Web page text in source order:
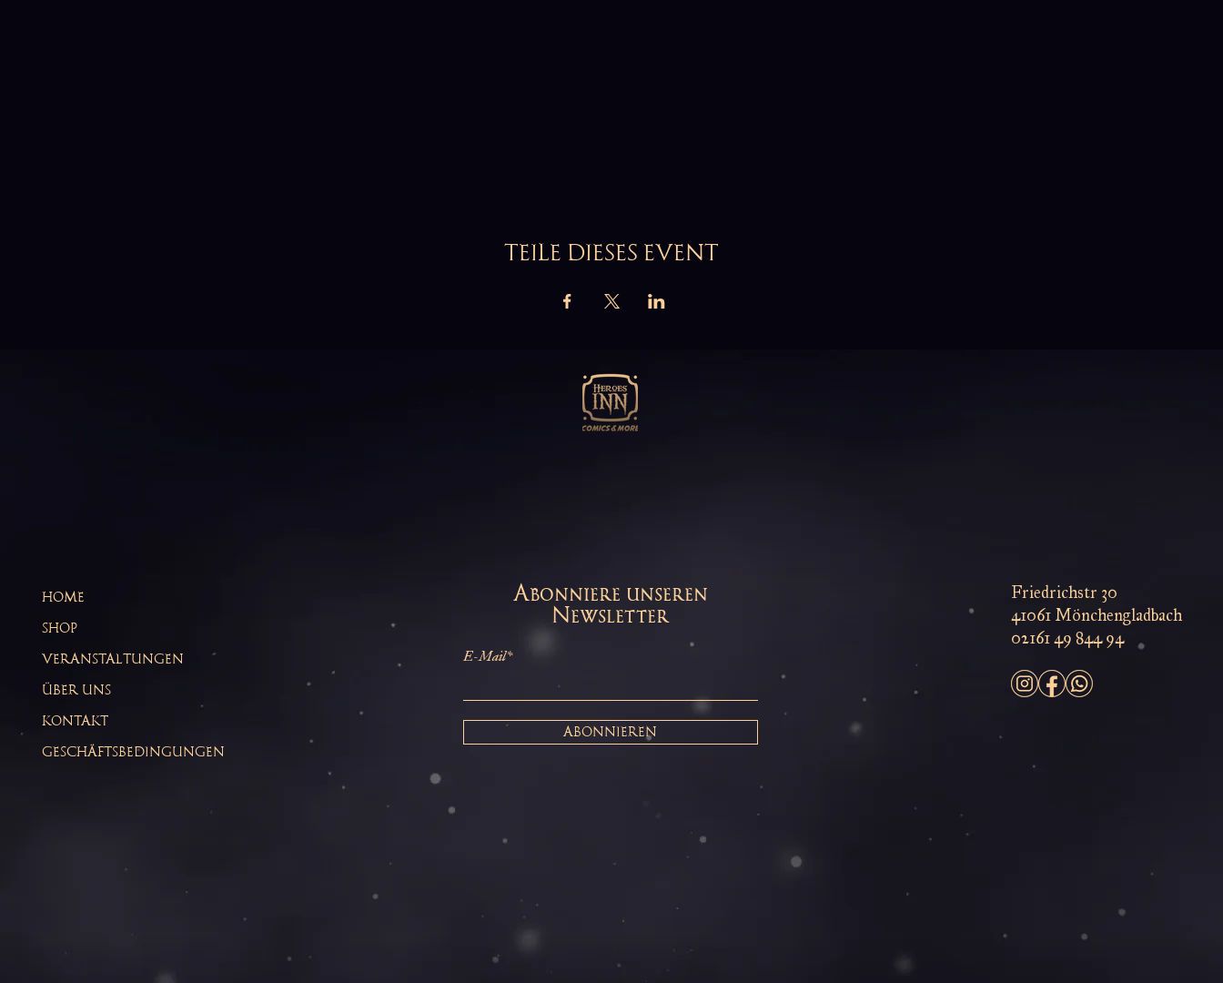
TEILE DIESES EVENT
HOME
SHOP
VERANSTALTUNGEN
ÜBER UNS
KONTAKT
GESCHÄFTSBEDINGUNGEN
Abonniere unseren
Newsletter
E-Mail*
ABONNIEREN
Friedrichstr 30
41061 Mönchengladbach
02161 49 844 94